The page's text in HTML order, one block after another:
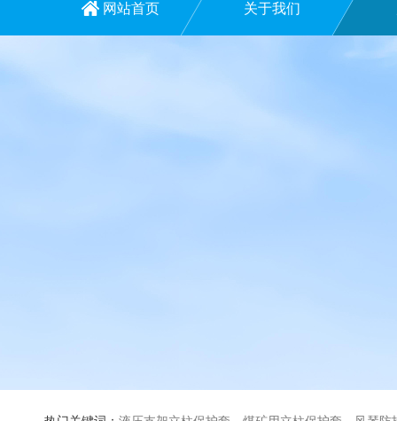
网站首页 关于我们